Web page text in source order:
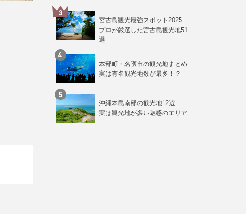
宮古島観光最強スポット2025
プロが厳選した宮古島観光地51
選
本部町・名護市の観光地まとめ
実は有名観光地数が最多！？
沖縄本島南部の観光地12選
実は観光地が多い魅惑のエリア